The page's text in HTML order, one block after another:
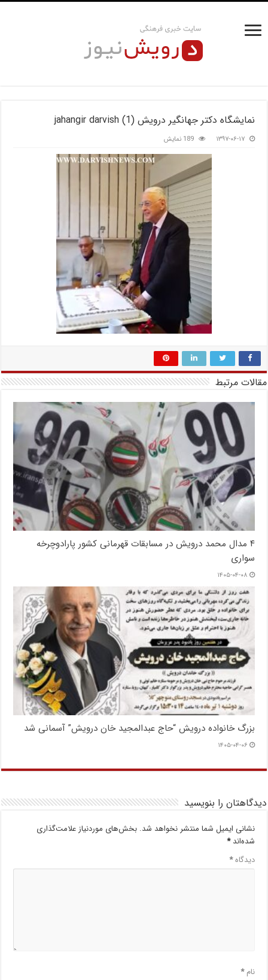
نمایشگاه دکتر جهانگیر درویش jahangir darvish (1)
۱۳۹۷-۰۶-۱۷ 189 نمایش
مقالات مرتبط
۴ مدال محمد درویش در مسابقات قهرمانی کشور پارادوچرخه
سواری
۱۴۰۵-۰۴-۰۸
بزرگ خانواده درویش “حاج عبدالمجید خان درویش” آسمانی شد
۱۴۰۵-۰۴-۰۶
دیدگاهتان را بنویسید
نشانی ایمیل شما منتشر نخواهد شد. بخش‌های موردنیاز علامت‌گذاری
شده‌اند*
دیدگاه*
نام*